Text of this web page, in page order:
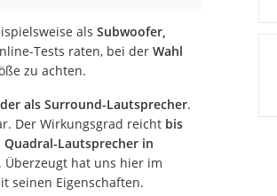
als Subwoofer,
Tests raten, bei der Wahl
zu achten.
als Surround-Lautsprecher.
Der Wirkungsgrad reicht bis
Quadral-Lautsprecher in
Überzeugt hat uns hier im
seinen Eigenschaften.